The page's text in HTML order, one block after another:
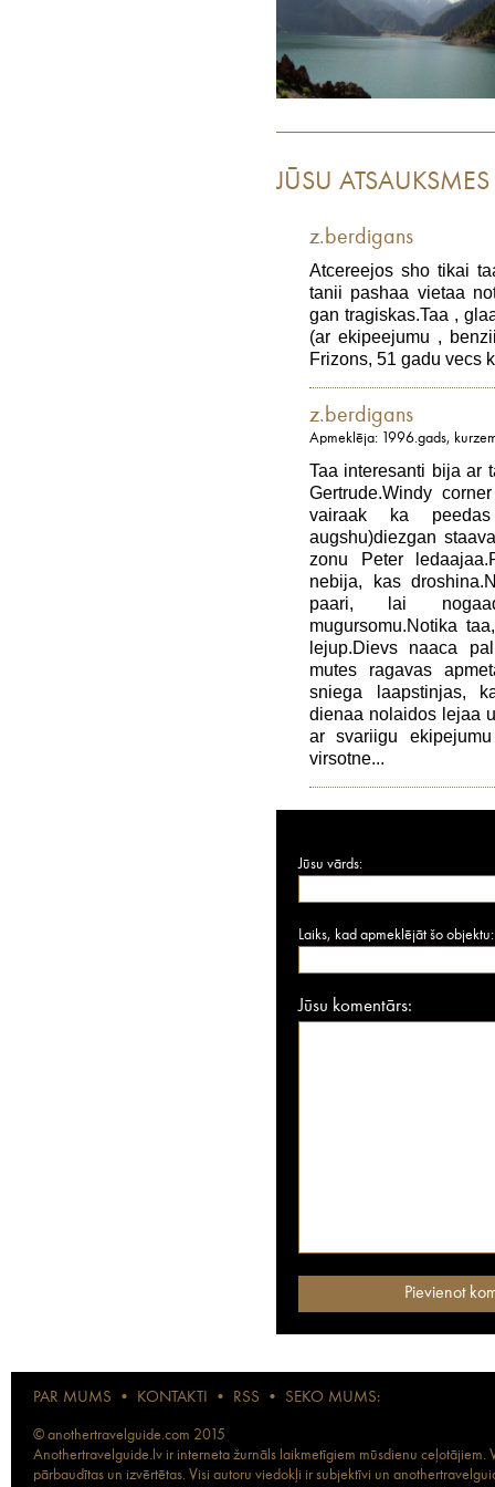
JŪSU ATSAUKSMES
z.berdigans
Atcereejos sho tikai
tanii pashaa vietaa
gan tragiskas.Taa ,
(ar ekipeejumu ,
Frizons, 51 gadu vecs
z.berdigans
Apmeklēja: 1996.gads,
Taa interesanti bija ar
Gertrude.Windy
vairaak ka
augshu)diezgan
zonu Peter
nebija, kas
paari, lai
mugursomu.Notika
lejup.Dievs naaca
mutes ragavas
sniega laapstinjas,
dienaa nolaidos lejaa
ar svariigu
virsotne...
Jūsu vārds:
Laiks, kad apmeklējāt šo objektu:
Jūsu komentārs:
PAR MUMS • KONTAKTI • RSS • SEKO MUMS:
© anothertravelguide.com 2015
Anothertravelguide.lv ir interneta žurnāls laikmetīgiem mūsdienu
pārbaudītas un izvērtētas. Visi autoru viedokļi ir subjektīvi un